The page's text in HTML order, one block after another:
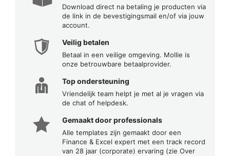
Download direct na betaling je producten via
de link in de bevestigingsmail en/of via jouw
account.
Veilig betalen
Betaal in een veilige omgeving. Mollie is
onze betrouwbare betaalprovider.
Top ondersteuning
Vriendelijk team helpt je met al je vragen via
de chat of helpdesk.
Gemaakt door professionals
Alle templates zijn gemaakt door een
Finance & Excel expert met een track record
van 28 jaar (corporate) ervaring (zie Over